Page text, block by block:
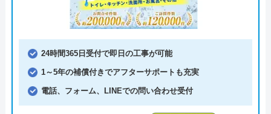
24時間365日受付で即日の工事が可能
1～5年の補償付きでアフターサポートも充実
電話、フォーム、LINEでの問い合わせ受付